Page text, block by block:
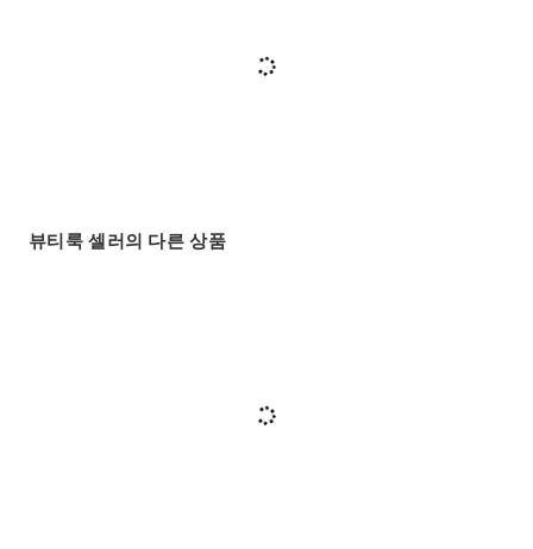
뷰티룩 셀러의 다른 상품